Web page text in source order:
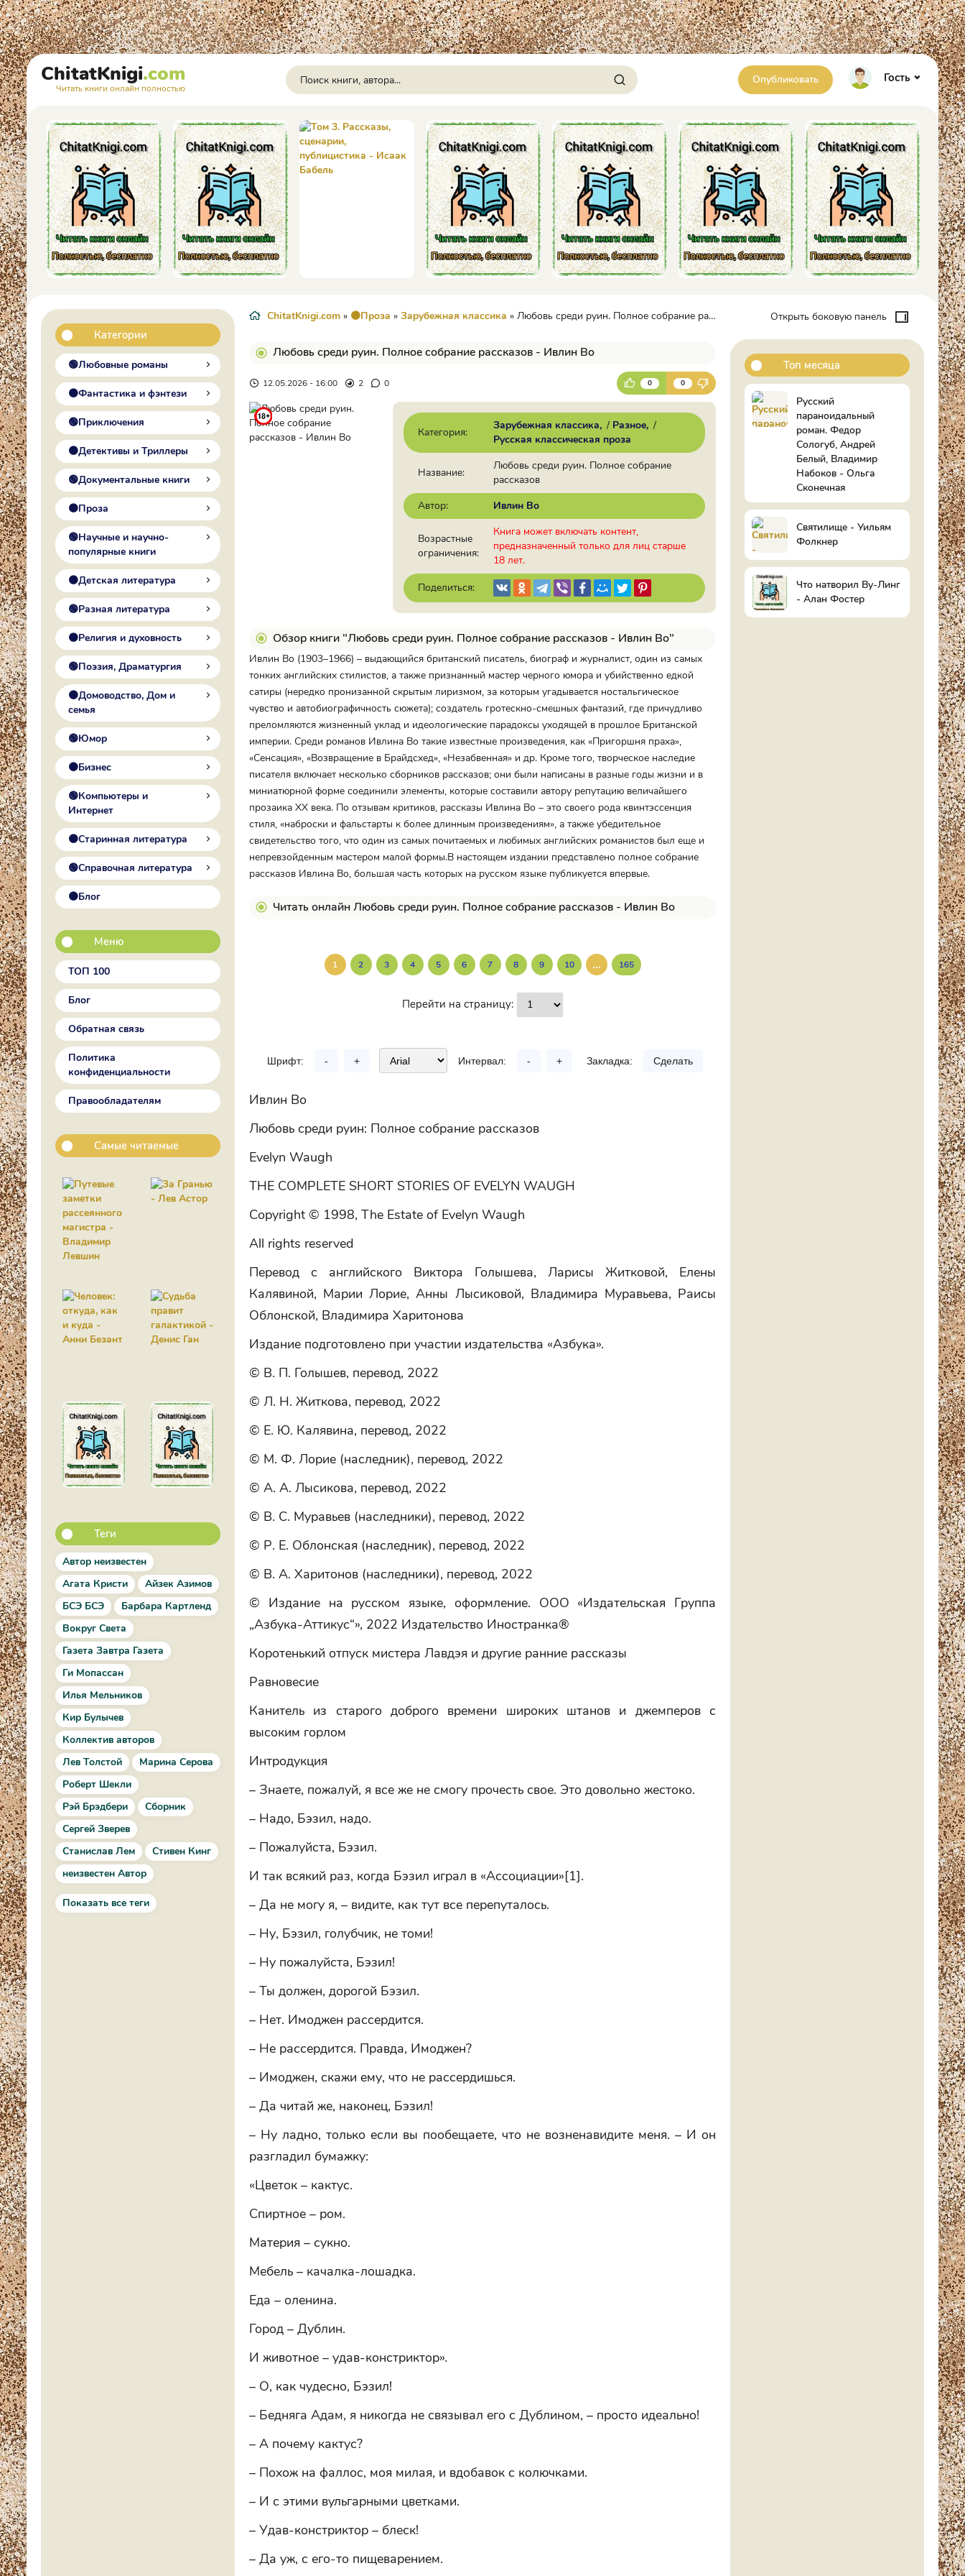
ChitatKnigi.com
Читать книги онлайн полностью
Опубликовать Гость
Категории
🟢Любовные романы
🟠Фантастика и фэнтези
🟢Приключения
🟠Детективы и Триллеры
🟢Документальные книги
🟠Проза
🟢Научные и научно-
популярные книги
🟠Детская литература
🟢Разная литература
🟠Религия и духовность
🟢Поэзия, Драматургия
🟠Домоводство, Дом и
семья
🟢Юмор
🟠Бизнес
🟢Компьютеры и
Интернет
🟠Старинная литература
🟢Справочная литература
🟠Блог
Меню
ТОП 100
Блог
Обратная связь
Политика
конфиденциальности
Правообладателям
Самые читаемые
Теги
Автор неизвестен
Агата Кристи
Айзек Азимов
БСЭ БСЭ
Барбара Картленд
Вокруг Света
Газета Завтра Газета
Ги Мопассан
Илья Мельников
Кир Булычев
Коллектив авторов
Лев Толстой
Марина Серова
Роберт Шекли
Рэй Брэдбери
Сборник
Сергей Зверев
Станислав Лем
Стивен Кинг
неизвестен Автор
Показать все теги
ChitatKnigi.com » 🟠Проза » Зарубежная классика » Любовь среди руин. Полное собрание рассказов - Ивлин Во
Любовь среди руин. Полное собрание рассказов - Ивлин Во
12.05.2026 - 16:00 2 0 0 0
Категория:
Зарубежная классика / Разное /
Русская классическая проза
Название:
Любовь среди руин. Полное собрание
рассказов
Автор:
Ивлин Во
Возрастные
ограничения:
Книга может включать контент,
предназначенный только для лиц старше
18 лет.
Поделиться:
Обзор книги "Любовь среди руин. Полное собрание рассказов - Ивлин Во"
Ивлин Во (1903–1966) – выдающийся британский писатель, биограф и журналист, один из самых
тонких английских стилистов, а также признанный мастер черного юмора и убийственно едкой
сатиры (нередко пронизанной скрытым лиризмом, за которым угадывается ностальгическое
чувство и автобиографичность сюжета); создатель гротескно-смешных фантазий, где причудливо
преломляются жизненный уклад и идеологические парадоксы уходящей в прошлое Британской
империи. Среди романов Ивлина Во такие известные произведения, как «Пригоршня праха»,
«Сенсация», «Возвращение в Брайдсхед», «Незабвенная» и др. Кроме того, творческое наследие
писателя включает несколько сборников рассказов; они были написаны в разные годы жизни и в
миниатюрной форме соединили элементы, которые составили автору репутацию величайшего
прозаика ХХ века. По отзывам критиков, рассказы Ивлина Во – это своего рода квинтэссенция
стиля, «наброски и фальстарты к более длинным произведениям», а также убедительное
свидетельство того, что один из самых почитаемых и любимых английских романистов был еще и
непревзойденным мастером малой формы.В настоящем издании представлено полное собрание
рассказов Ивлина Во, большая часть которых на русском языке публикуется впервые.
Читать онлайн Любовь среди руин. Полное собрание рассказов - Ивлин Во
1 2 3 4 5 6 7 8 9 10 ... 165
Перейти на страницу:
Шрифт: - + Интервал: - + Закладка: Сделать
Ивлин Во
Любовь среди руин: Полное собрание рассказов
Evelyn Waugh
THE COMPLETE SHORT STORIES OF EVELYN WAUGH
Copyright © 1998, The Estate of Evelyn Waugh
All rights reserved
Перевод с английского Виктора Голышева, Ларисы Житковой, Елены
Калявиной, Марии Лорие, Анны Лысиковой, Владимира Муравьева, Раисы
Облонской, Владимира Харитонова
Издание подготовлено при участии издательства «Азбука».
© В. П. Голышев, перевод, 2022
© Л. Н. Житкова, перевод, 2022
© Е. Ю. Калявина, перевод, 2022
© М. Ф. Лорие (наследник), перевод, 2022
© А. А. Лысикова, перевод, 2022
© В. С. Муравьев (наследники), перевод, 2022
© Р. Е. Облонская (наследник), перевод, 2022
© В. А. Харитонов (наследники), перевод, 2022
© Издание на русском языке, оформление. ООО «Издательская Группа
„Азбука-Аттикус“», 2022 Издательство Иностранка®
Коротенький отпуск мистера Лавдэя и другие ранние рассказы
Равновесие
Канитель из старого доброго времени широких штанов и джемперов с
высоким горлом
Интродукция
– Знаете, пожалуй, я все же не смогу прочесть свое. Это довольно жестоко.
– Надо, Бэзил, надо.
– Пожалуйста, Бэзил.
И так всякий раз, когда Бэзил играл в «Ассоциации»[1].
– Да не могу я, – видите, как тут все перепуталось.
– Ну, Бэзил, голубчик, не томи!
– Ну пожалуйста, Бэзил!
– Ты должен, дорогой Бэзил.
– Нет. Имоджен рассердится.
– Не рассердится. Правда, Имоджен?
– Имоджен, скажи ему, что не рассердишься.
– Да читай же, наконец, Бэзил!
– Ну ладно, только если вы пообещаете, что не возненавидите меня. – И он
разгладил бумажку:
«Цветок – кактус.
Спиртное – ром.
Материя – сукно.
Мебель – качалка-лошадка.
Еда – оленина.
Город – Дублин.
И животное – удав-констриктор».
– О, как чудесно, Бэзил!
– Бедняга Адам, я никогда не связывал его с Дублином, – просто идеально!
– А почему кактус?
– Похож на фаллос, моя милая, и вдобавок с колючками.
– И с этими вульгарными цветками.
– Удав-констриктор – блеск!
– Да уж, с его-то пищеварением.
Открыть боковую панель
Топ месяца
Русский
параноидальный
роман. Федор
Сологуб, Андрей
Белый, Владимир
Набоков - Ольга
Сконечная
Святилище - Уильям
Фолкнер
Что натворил Ву-Линг
- Алан Фостер